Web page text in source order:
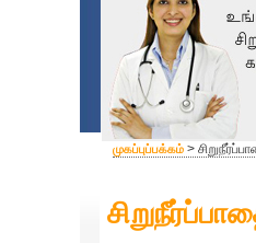
முகப்புப்பக்கம்>